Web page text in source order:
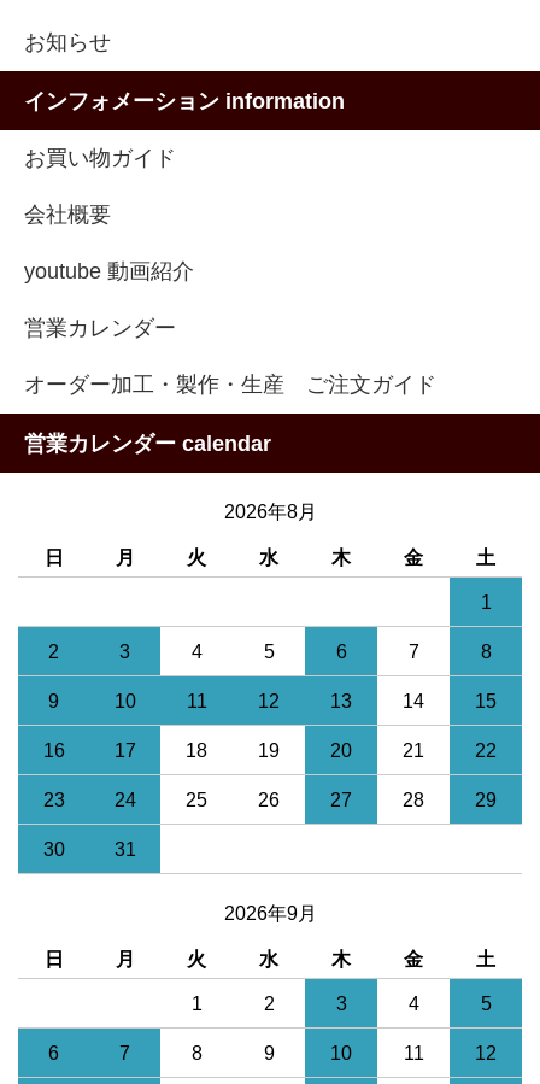
お知らせ
インフォメーション information
お買い物ガイド
会社概要
youtube 動画紹介
営業カレンダー
オーダー加工・製作・生産 ご注文ガイド
営業カレンダー calendar
2026年8月
日 月 火 水 木 金 土
1
2 3 4 5 6 7 8
9 10 11 12 13 14 15
16 17 18 19 20 21 22
23 24 25 26 27 28 29
30 31
2026年9月
日 月 火 水 木 金 土
1 2 3 4 5
6 7 8 9 10 11 12